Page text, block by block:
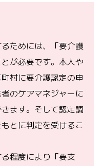
ためには、「要介護
が必要です。本人や
村に要介護認定の申
のケアマネジャーに
ます。そして認定調
とに判定を受けるこ
程度により「要支